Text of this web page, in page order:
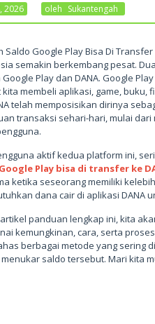
2026 Oleh Sukantengah
Saldo Google Play Bisa Di
semakin berkembang pesat.
Play dan DANA. Google
membeli aplikasi, game, buku,
telah memposisikan dirinya
transaksi sehari-hari, mulai
aktif kedua platform ini,
Play bisa di transfer ke
ketika seseorang memiliki
dana cair di aplikasi DANA
panduan lengkap ini, kita
kemungkinan, cara, serta
berbagai metode yang sering
saldo tersebut. Mari kita